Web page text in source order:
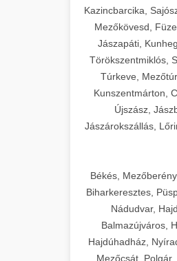
Kazincbarcika,
Mezőkövesd,
Jászapáti,
Törökszentmiklós,
Túrkeve,
Kunszentmárton,
Újszász,
Jászárokszállás,
Békés,
Biharkeresztes,
Nádudvar,
Balmazújváros,
Hajdúhadház,
Mezőcsát,